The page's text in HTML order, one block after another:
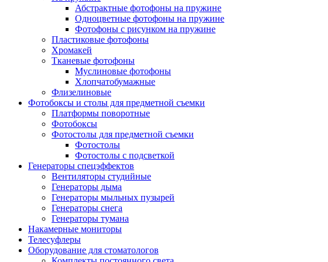
Абстрактные фотофоны на пружине
Одноцветные фотофоны на пружине
Фотофоны с рисунком на пружине
Пластиковые фотофоны
Хромакей
Тканевые фотофоны
Муслиновые фотофоны
Хлопчатобумажные
Флизелиновые
Фотобоксы и столы для предметной съемки
Платформы поворотные
Фотобоксы
Фотостолы для предметной съемки
Фотостолы
Фотостолы с подсветкой
Генераторы спецэффектов
Вентиляторы студийные
Генераторы дыма
Генераторы мыльных пузырей
Генераторы снега
Генераторы тумана
Накамерные мониторы
Телесуфлеры
Оборудование для стоматологов